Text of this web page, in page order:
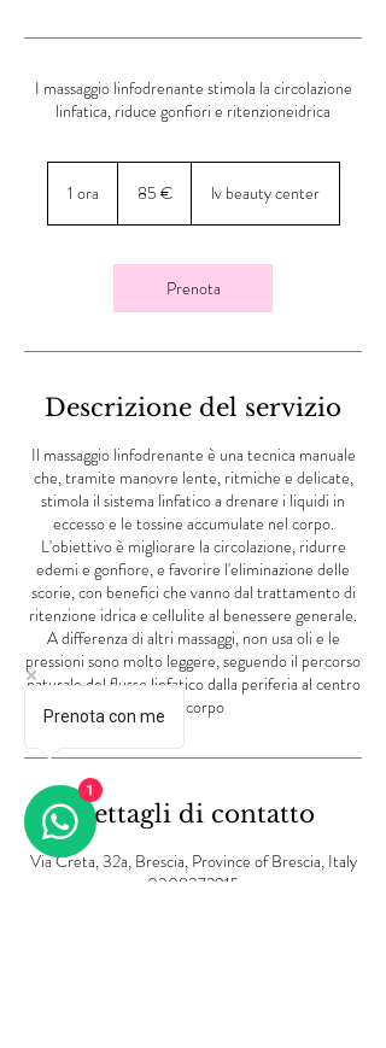
I massaggio linfodrenante stimola la circolazione
linfatica, riduce gonfiori e ritenzioneidrica
1 ora 85 € lv beauty center
Prenota
Descrizione del servizio
Il massaggio linfodrenante è una tecnica manuale
che, tramite manovre lente, ritmiche e delicate,
stimola il sistema linfatico a drenare i liquidi in
eccesso e le tossine accumulate nel corpo.
L'obiettivo è migliorare la circolazione, ridurre
edemi e gonfiore, e favorire l'eliminazione delle
scorie, con benefici che vanno dal trattamento di
ritenzione idrica e cellulite al benessere generale.
A differenza di altri massaggi, non usa oli e le
pressioni sono molto leggere, seguendo il percorso
naturale del flusso linfatico dalla periferia al centro
del corpo
Dettagli di contatto
Via Creta, 32a, Brescia, Province of Brescia, Italy
0308372915
Prenota con me
1